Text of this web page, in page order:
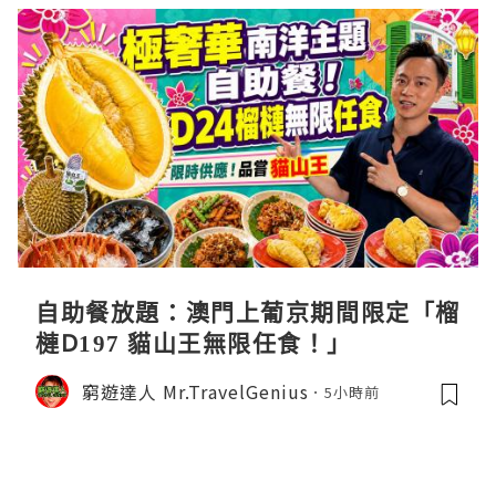
自助餐放題：澳門上葡京期間限定「榴
槤D197 貓山王無限任食！」
窮遊達人 Mr.TravelGenius 5小時前